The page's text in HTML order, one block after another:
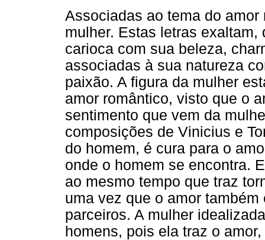
Associadas ao tema do
mulher. Estas letras
carioca com sua beleza,
associadas à sua natureza
paixão. A figura da mulher
amor romântico, visto que o
sentimento que vem da
composições de Vinicius e
do homem, é cura para o
onde o homem se encontra.
ao mesmo tempo que traz
uma vez que o amor
parceiros. A mulher
homens, pois ela traz o